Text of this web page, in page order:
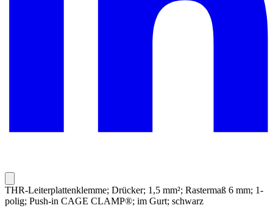
THR-Leiterplattenklemme; Drücker; 1,5 mm²; Rastermaß 6 mm; 1-
polig; Push-in CAGE CLAMP®; im Gurt; schwarz